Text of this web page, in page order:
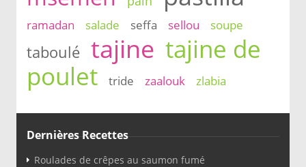
ramadan salade seffa sellou soupe
taboulé tajine tajine de
poulet
tride zaalouk zlabia
Dernières Recettes
Roulades de crêpes au saumon fumé